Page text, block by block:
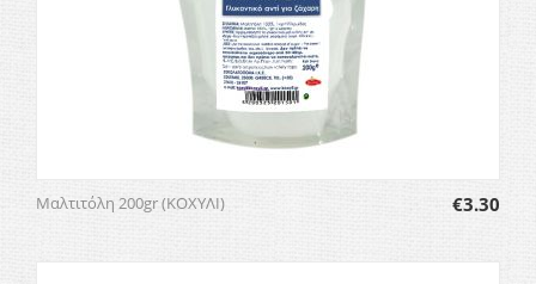
Μαλτιτόλη 200gr (ΚΟΧΥΛΙ) €3.30